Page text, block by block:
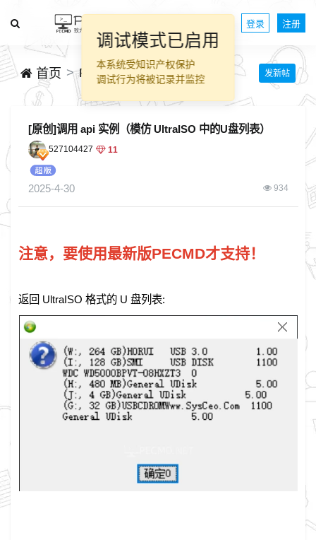
登录 注册
首页 PECMD脚本源码分享 发新帖
[原创]调用 api 实例（模仿 UltraISO 中的U盘列表）
527104427 11
2025-4-30 934
注意，要使用最新版PECMD才支持！
返回 UltraISO 格式的 U 盘列表:
调试模式已启用
本系统受知识产权保护
调试行为将被记录并监控